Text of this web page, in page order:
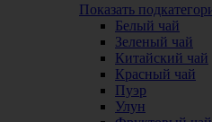
Показать
Белый чай
Зеленый чай
Китайский чай
Красный чай
Пуэр
Улун